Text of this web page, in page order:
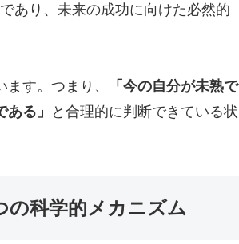
あり、未来の成功に向けた必然的
す。つまり、
「今の自分が未熟で
る」
と合理的に判断できている状
の科学的メカニズム